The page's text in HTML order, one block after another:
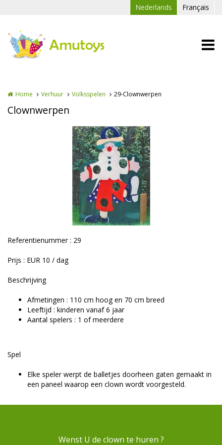
Nederlands Français
Home Verhuur Volksspelen 29-Clownwerpen
Clownwerpen
Referentienummer : 29
Prijs : EUR 10 / dag
Beschrijving
Afmetingen : 110 cm hoog en 70 cm breed
Leeftijd : kinderen vanaf 6 jaar
Aantal spelers : 1 of meerdere
Spel
Elke speler werpt de balletjes doorheen gaten gemaakt in
een paneel waarop een clown wordt voorgesteld.
Wenst U de clown te huren ?